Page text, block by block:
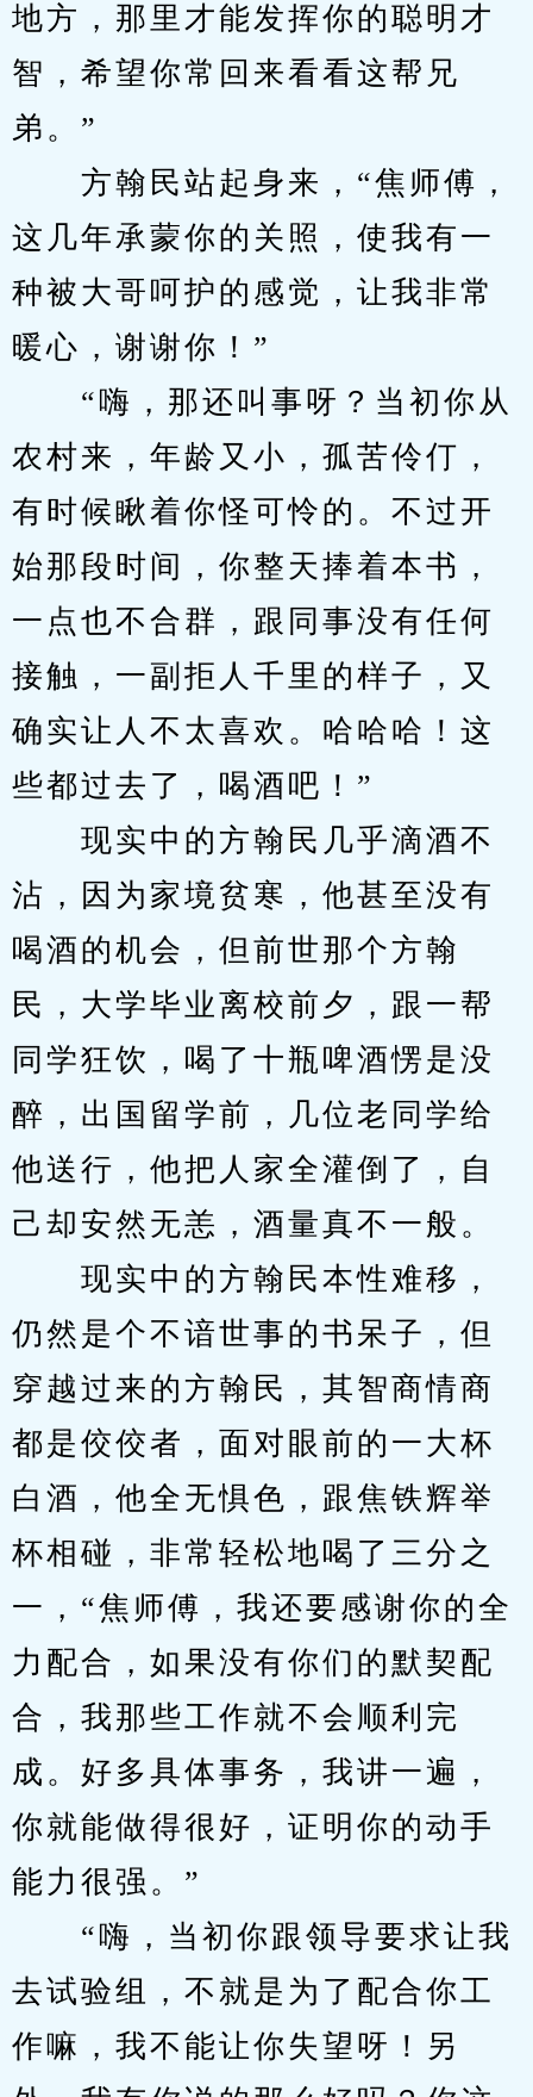
地方，那里才能发挥你的聪明才
智，希望你常回来看看这帮兄
弟。”
方翰民站起身来，“焦师傅，
这几年承蒙你的关照，使我有一
种被大哥呵护的感觉，让我非常
暖心，谢谢你！”
“嗨，那还叫事呀？当初你从
农村来，年龄又小，孤苦伶仃，
有时候瞅着你怪可怜的。不过开
始那段时间，你整天捧着本书，
一点也不合群，跟同事没有任何
接触，一副拒人千里的样子，又
确实让人不太喜欢。哈哈哈！这
些都过去了，喝酒吧！”
现实中的方翰民几乎滴酒不
沾，因为家境贫寒，他甚至没有
喝酒的机会，但前世那个方翰
民，大学毕业离校前夕，跟一帮
同学狂饮，喝了十瓶啤酒愣是没
醉，出国留学前，几位老同学给
他送行，他把人家全灌倒了，自
己却安然无恙，酒量真不一般。
现实中的方翰民本性难移，
仍然是个不谙世事的书呆子，但
穿越过来的方翰民，其智商情商
都是佼佼者，面对眼前的一大杯
白酒，他全无惧色，跟焦铁辉举
杯相碰，非常轻松地喝了三分之
一，“焦师傅，我还要感谢你的全
力配合，如果没有你们的默契配
合，我那些工作就不会顺利完
成。好多具体事务，我讲一遍，
你就能做得很好，证明你的动手
能力很强。”
“嗨，当初你跟领导要求让我
去试验组，不就是为了配合你工
作嘛，我不能让你失望呀！另